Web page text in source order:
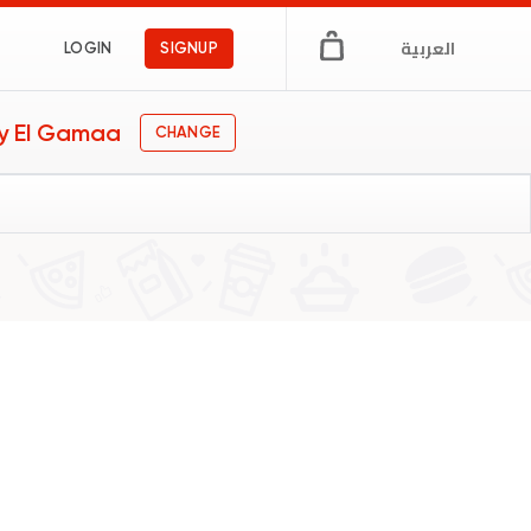
LOGIN SIGNUP العربية
El Gamaa CHANGE